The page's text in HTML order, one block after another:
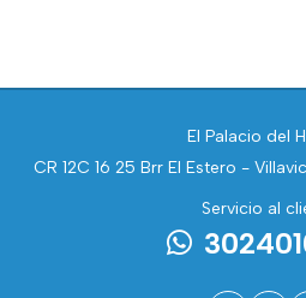
El Palacio del
CR 12C 16 25 Brr El Estero -
Servicio al